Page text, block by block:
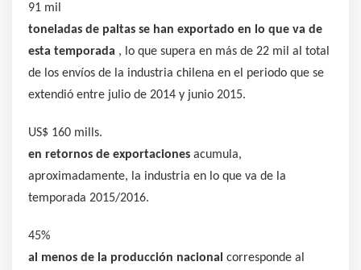
91 mil
toneladas de paltas se han exportado en lo que va de
esta temporada , lo que supera en más de 22 mil al total
de los envíos de la industria chilena en el periodo que se
extendió entre julio de 2014 y junio 2015.
US$ 160 mills.
en retornos de exportaciones acumula,
aproximadamente, la industria en lo que va de la
temporada 2015/2016.
45%
al menos de la producción nacional corresponde al